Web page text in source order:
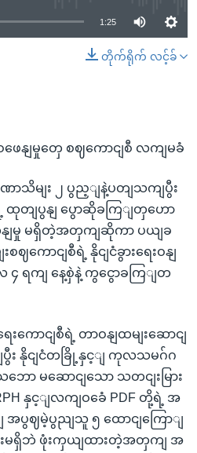
1:25
တိုက်ရိုက် လင့်ခ်
ေနျမှုတှေ စဈကောငျစီ လကျမခံ
ဏာသိမျး ၂ ပွည့ျနဲ့ပတျသကျပွီး
တျပွနျ ပွောဆိုခကြျတှဟော
နျမှု မရှိတဲ့အတှကျဆိုကာ ပယျခ
ဈကောငျစီရဲ့ နိုငျငံခွားရေးဝနျ
၄ ရကျ နေ့စှဲနဲ့ ကွငွောခကြျတ
းကောငျစီရဲ့ တာဝနျထမျးဆောငျ
ပွီး နိုငျငံတခြို့နှင့ျ ကုလသမဂ်ဂ
မဆောငျသော သတငျးမြား
နှင့ျလကျဝခေံ PDF တို့ရဲ့ အ
အပွဈမဲ့ပွညျသူ ၅ ထောငျကြောျ
းမရှိဘဲ ဖုံးကှယျထားတဲ့အတှကျ အ